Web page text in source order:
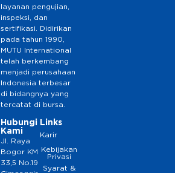
layanan pengujian,
inspeksi, dan
sertifikasi. Didirikan
pada tahun 1990,
MUTU International
telah berkembang
menjadi perusahaan
Indonesia terbesar
di bidangnya yang
tercatat di bursa.
Hubungi
Kami
Jl. Raya
Bogor KM
33,5 No.19
Links
Karir
Kebijakan
Privasi
Syarat &